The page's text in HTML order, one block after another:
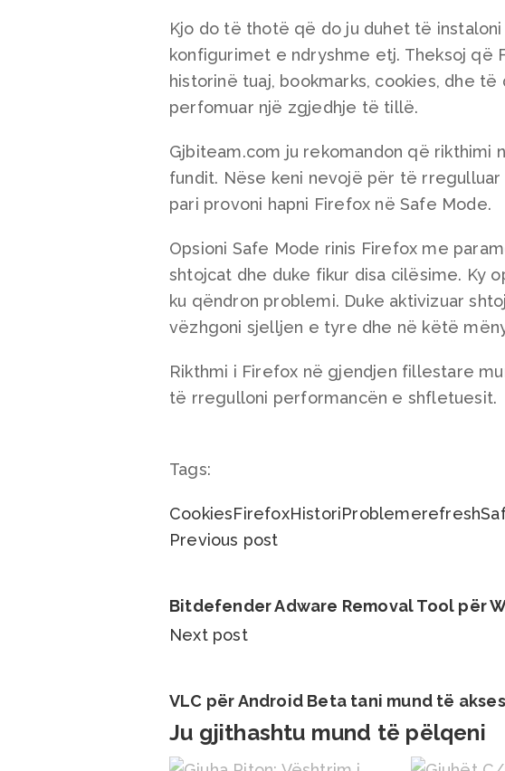
Kjo do të thotë që do ju duhet të
konfigurimet e ndryshme etj. Theksoj
historinë tuaj, bookmarks, cookies, dhe
perfomuar një zgjedhje të tillë.
Gjbiteam.com ju rekomandon që
fundit. Nëse keni nevojë për të
pari provoni hapni Firefox në Safe Mode.
Opsioni Safe Mode rinis Firefox me
shtojcat dhe duke fikur disa cilësime. Ky
ku qëndron problemi. Duke aktivizuar
vëzhgoni sjelljen e tyre dhe në këtë
Rikthmi i Firefox në gjendjen fillestare
të rregulloni performancën e shfletuesit.
Tags:
CookiesFirefoxHistoriProblemerefresh
Previous post
Bitdefender Adware Removal Tool për
Next post
VLC për Android Beta tani mund të
Ju gjithashtu mund të pëlqeni